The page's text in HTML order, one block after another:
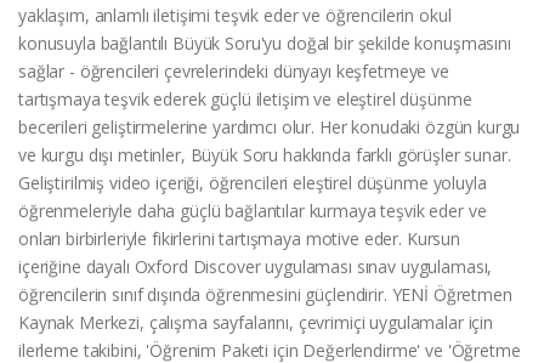
yaklaşım, anlamlı iletişimi teşvik eder ve öğrencilerin okul
konusuyla bağlantılı Büyük Soru'yu doğal bir şekilde konuşmasını
sağlar - öğrencileri çevrelerindeki dünyayı keşfetmeye ve
tartışmaya teşvik ederek güçlü iletişim ve eleştirel düşünme
becerileri geliştirmelerine yardımcı olur. Her konudaki özgün kurgu
ve kurgu dışı metinler, Büyük Soru hakkında farklı görüşler sunar.
Geliştirilmiş video içeriği, öğrencileri eleştirel düşünme yoluyla
öğrenmeleriyle daha güçlü bağlantılar kurmaya teşvik eder ve
onları birbirleriyle fikirlerini tartışmaya motive eder. Kursun
içeriğine dayalı Oxford Discover uygulaması sınav uygulaması,
öğrencilerin sınıf dışında öğrenmesini güçlendirir. YENİ Öğretmen
Kaynak Merkezi, çalışma sayfalarını, çevrimiçi uygulamalar için
ilerleme takibini, 'Öğrenim Paketi için Değerlendirme' ve 'Öğretme